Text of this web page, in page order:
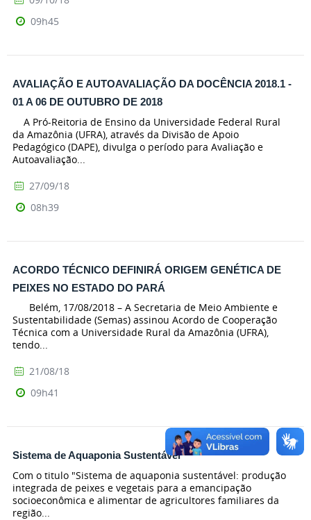
09h45
AVALIAÇÃO E AUTOAVALIAÇÃO DA DOCÊNCIA 2018.1 -
01 A 06 DE OUTUBRO DE 2018
A Pró-Reitoria de Ensino da Universidade Federal Rural
da Amazônia (UFRA), através da Divisão de Apoio
Pedagógico (DAPE), divulga o período para Avaliação e
Autoavaliação...
27/09/18
08h39
ACORDO TÉCNICO DEFINIRÁ ORIGEM GENÉTICA DE
PEIXES NO ESTADO DO PARÁ
Belém, 17/08/2018 – A Secretaria de Meio Ambiente e
Sustentabilidade (Semas) assinou Acordo de Cooperação
Técnica com a Universidade Rural da Amazônia (UFRA),
tendo...
21/08/18
09h41
Sistema de Aquaponia Sustentável
Com o titulo "Sistema de aquaponia sustentável: produção
integrada de peixes e vegetais para a emancipação
socioeconômica e alimentar de agricultores familiares da
região...